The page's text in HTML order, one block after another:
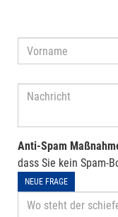
Anti-Spam
dass Sie kein Spam-
NEUE FRAGE